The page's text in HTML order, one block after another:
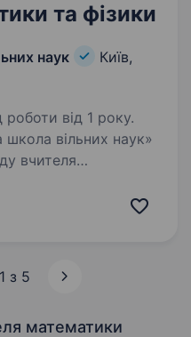
та фізики
наук
Київ,
роботи від 1 року.
вчителя
фахівця, який
з 5
математики